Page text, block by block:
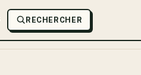
RECHERCHER